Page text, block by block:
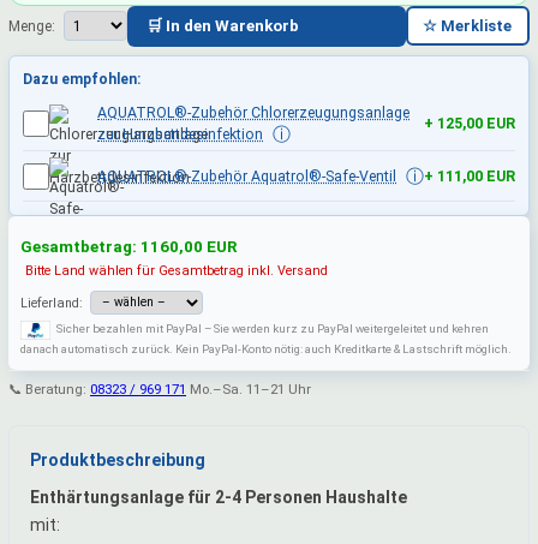
Menge: 🛒 In den Warenkorb ☆ Merkliste
Dazu empfohlen:
AQUATROL®-Zubehör Chlorerzeugungsanlage
zur Harzbettdesinfektion
ⓘ
+ 125,00 EUR
AQUATROL®-Zubehör Aquatrol®-Safe-Ventil ⓘ+ 111,00 EUR
Gesamtbetrag: 1160,00 EUR
Bitte Land wählen für Gesamtbetrag inkl. Versand
Lieferland:
Sicher bezahlen mit PayPal – Sie werden kurz zu PayPal weitergeleitet und kehren
danach automatisch zurück. Kein PayPal-Konto nötig: auch Kreditkarte & Lastschrift möglich.
📞 Beratung: 08323 / 969 171 Mo.–Sa. 11–21 Uhr
Produktbeschreibung
Enthärtungsanlage für 2-4 Personen Haushalte
mit: